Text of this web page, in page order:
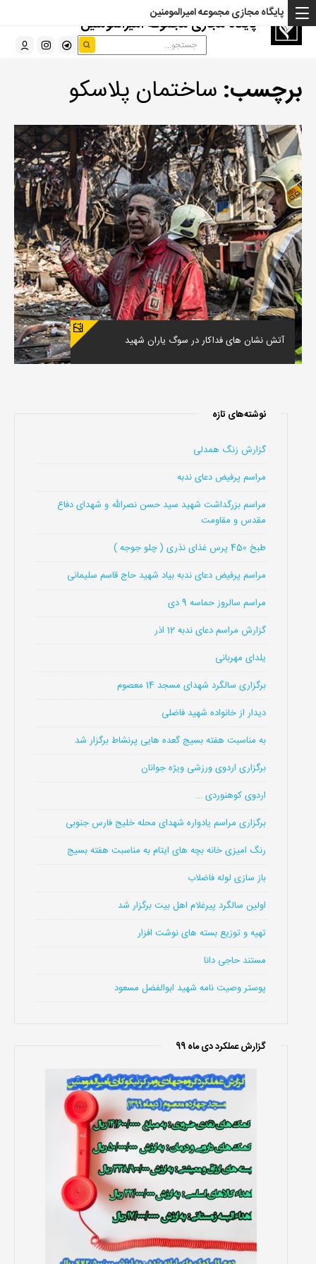
پایگاه مجازی مجموعه امیرالمومنین
پایگاه مجازی مجموعه امیرالمومنین
برچسب: ساختمان پلاسکو
آتش نشان های فداکار در سوگ یاران شهید
نوشته‌های تازه
گزارش زنگ همدلی
مراسم پرفیض دعای ندبه
مراسم بزرگداشت شهید سید حسن نصرالله و شهدای دفاع
مقدس و مقاومت
طبخ 450 پرس غذای نذری ( چلو جوجه )
مراسم پرفیض دعای ندبه بیاد شهید حاج قاسم سلیمانی
مراسم سالروز حماسه 9 دی
گزارش مراسم دعای ندبه 12 اذر
یلدای مهربانی
برگزاری سالگرد شهدای مسجد 14 معصوم
دیدار از خانواده شهید فاضلی
به مناسبت هفته بسیج گعده هایی پرنشاط برگزار شد
برگزاری اردوی ورزشی ویژه جوانان
اردوی کوهنوردی …
برگزاری مراسم یادواره شهدای محله خلیج فارس جنوبی
رنگ امیزی خانه بچه های ایتام به مناسبت هفته بسیج
باز سازی لوله فاضلاب
اولین سالگرد پیرغلام اهل بیت برگزار شد
تهیه و توزیع بسته های نوشت افزار
مستند حاجی دانا
پوستر وصیت نامه شهید ابوالفضل مسعود
گزارش عملکرد دی ماه 99